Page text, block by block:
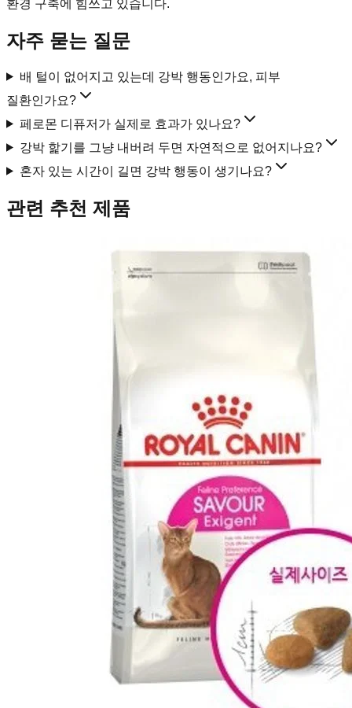
환경 구축에 힘쓰고 있습니다.
자주 묻는 질문
배 털이 없어지고 있는데 강박 행동인가요, 피부
질환인가요?
페로몬 디퓨저가 실제로 효과가 있나요?
강박 핥기를 그냥 내버려 두면 자연적으로 없어지나요?
혼자 있는 시간이 길면 강박 행동이 생기나요?
관련 추천 제품